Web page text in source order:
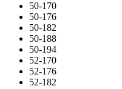
50-170
50-176
50-182
50-188
50-194
52-170
52-176
52-182